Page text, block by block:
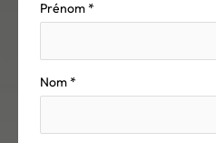
simple
Prénom*
Nom*